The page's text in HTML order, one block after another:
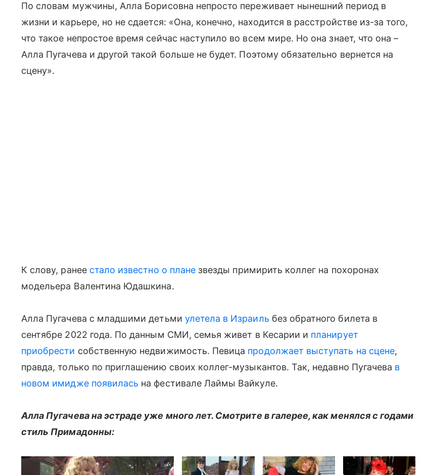
По словам мужчины, Алла Борисовна непросто переживает нынешний период в
жизни и карьере, но не сдается: «Она, конечно, находится в расстройстве из-за того,
что такое непростое время сейчас наступило во всем мире. Но она знает, что она –
Алла Пугачева и другой такой больше не будет. Поэтому обязательно вернется на
сцену».
К слову, ранее стало известно о плане звезды примирить коллег на похоронах
модельера Валентина Юдашкина.
Алла Пугачева с младшими детьми улетела в Израиль без обратного билета в
сентябре 2022 года. По данным СМИ, семья живет в Кесарии и планирует
приобрести собственную недвижимость. Певица продолжает выступать на сцене,
правда, только по приглашению своих коллег-музыкантов. Так, недавно Пугачева в
новом имидже появилась на фестивале Лаймы Вайкуле.
Алла Пугачева на эстраде уже много лет. Смотрите в галерее, как менялся с годами
стиль Примадонны: